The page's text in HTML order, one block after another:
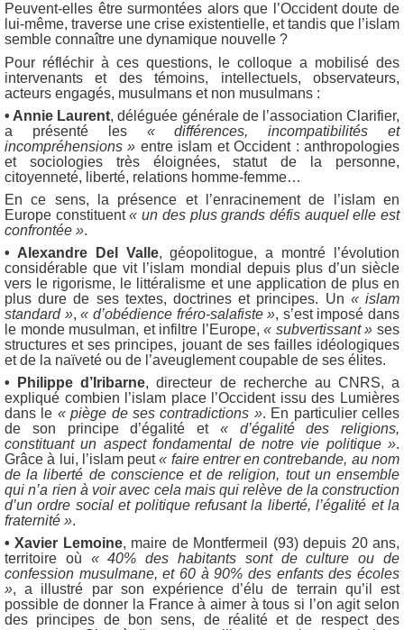
Peuvent-elles être surmontées alors que l’Occident doute de
lui-même, traverse une crise existentielle, et tandis que l’islam
semble connaître une dynamique nouvelle ?
Pour réfléchir à ces questions, le colloque a mobilisé des
intervenants et des témoins, intellectuels, observateurs,
acteurs engagés, musulmans et non musulmans :
• Annie Laurent, déléguée générale de l’association Clarifier,
a présenté les« différences, incompatibilités et
incompréhensions » entre islam et Occident : anthropologies
et sociologies très éloignées, statut de la personne,
citoyenneté, liberté, relations homme-femme…
En ce sens, la présence et l’enracinement de l’islam en
Europe constituent« un des plus grands défis auquel elle est
confrontée ».
• Alexandre Del Valle, géopolitogue, a montré l’évolution
considérable que vit l’islam mondial depuis plus d’un siècle
vers le rigorisme, le littéralisme et une application de plus en
plus dure de ses textes, doctrines et principes. Un « islam
standard »,« d’obédience fréro-salafiste », s’est imposé dans
le monde musulman, et infiltre l’Europe,« subvertissant » ses
structures et ses principes, jouant de ses failles idéologiques
et de la naïveté ou de l’aveuglement coupable de ses élites.
• Philippe d’Iribarne, directeur de recherche au CNRS, a
expliqué combien l’islam place l’Occident issu des Lumières
dans le « piège de ses contradictions ». En particulier celles
de son principe d’égalité et « d’égalité des religions,
constituant un aspect fondamental de notre vie politique ».
Grâce à lui, l’islam peut« faire entrer en contrebande, au nom
de la liberté de conscience et de religion, tout un ensemble
qui n’a rien à voir avec cela mais qui relève de la construction
d’un ordre social et politique refusant la liberté, l’égalité et la
fraternité ».
• Xavier Lemoine, maire de Montfermeil (93) depuis 20 ans,
territoire où « 40% des habitants sont de culture ou de
confession musulmane, et 60 à 90% des enfants des écoles
», a illustré par son expérience d’élu de terrain qu’il est
possible de donner la France à aimer à tous si l’on agit selon
des principes de bon sens, de réalité et de respect des